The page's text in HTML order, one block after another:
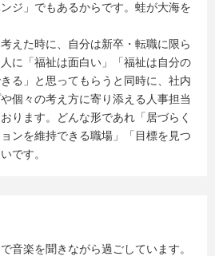
ジ」でもあるからです。蛙が大海を
えた時に、自分は新卒・転職に限ら
に「福祉は面白い」「福祉は自分の
る」と思ってもらうと同時に、社内
個々の考え方に寄り添える人事担当
ります。どんな形であれ「居づらく
ンを維持できる職場」「目標を見つ
です。
音楽を聞きながら過ごしています。